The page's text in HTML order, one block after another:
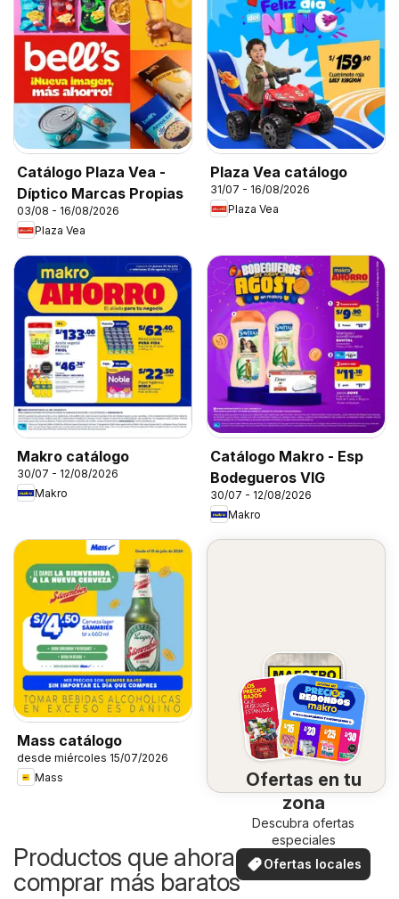
Catálogo Plaza Vea -
Díptico Marcas Propias
03/08 - 16/08/2026
Plaza Vea
Plaza Vea catálogo
31/07 - 16/08/2026
Plaza Vea
Makro catálogo
30/07 - 12/08/2026
Makro
Catálogo Makro - Esp
Bodegueros VIG
30/07 - 12/08/2026
Makro
Mass catálogo
desde miércoles 15/07/2026
Mass
Ofertas en tu
zona
Descubra ofertas
especiales
Ofertas locales
Productos que ahora puedes
comprar más baratos